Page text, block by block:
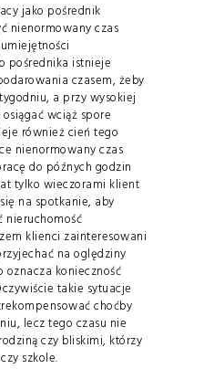
jako pośrednik
nienormowany czas
pośrednika istnieje
czasem, żeby
a przy wysokiej
wciąż spore
również cień tego
nienormowany czas
do późnych godzin
tylko wieczorami klient
na spotkanie, aby
nieruchomość
klienci zainteresowani
na oględziny
oznacza konieczność
takie sytuacje
choćby
lecz tego czasu nie
czy bliskimi, którzy
szkole.